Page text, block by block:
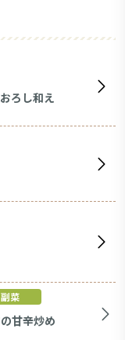
ろし和え
副菜
甘辛炒め